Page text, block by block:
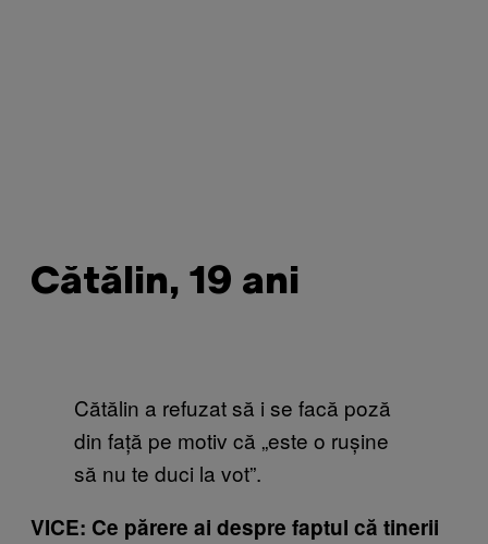
Cătălin, 19 ani
Cătălin a refuzat să i se facă poză
din față pe motiv că „este o rușine
să nu te duci la vot”.
VICE: Ce părere ai despre faptul că tinerii